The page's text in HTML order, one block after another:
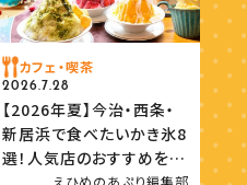
カフェ・喫茶
2026.7.28
【2026年夏】今治・西条・
新居浜で食べたいかき氷8
選！人気店のおすすめを紹
えひめのあぷり編集部